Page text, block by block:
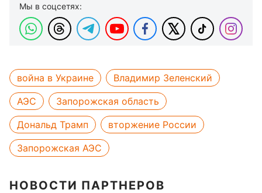
Мы в соцсетях:
война в Украине
Владимир Зеленский
АЭС
Запорожская область
Дональд Трамп
вторжение России
Запорожская АЭС
НОВОСТИ ПАРТНЕРОВ